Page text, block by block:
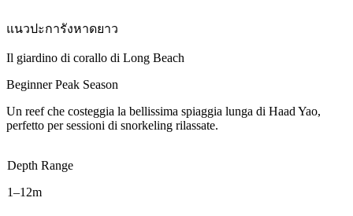
แนวปะการังหาดยาว
Il giardino di corallo di Long Beach
BeginnerPeak Season
Un reef che costeggia la bellissima spiaggia lunga di Haad Yao,
perfetto per sessioni di snorkeling rilassate.
Depth Range
1–12m